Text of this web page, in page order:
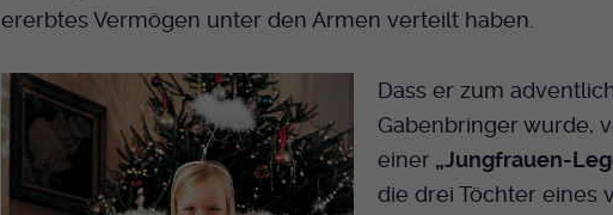
ererbtes Vermögen unter den Armen verteilt haben.
Dass er zum
Gabenbringer wurde,
einer „Jungfrauen-
die drei Töchter eines